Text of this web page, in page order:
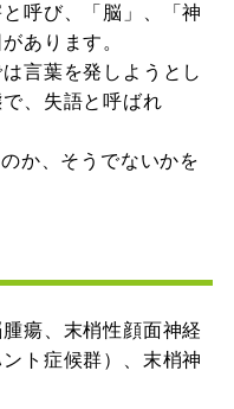
呼び、「脳」、「神
あります。
言葉を発しようとし
、失語と呼ばれ
か、そうでないかを
瘍、末梢性顔面神経
ト症候群）、末梢神